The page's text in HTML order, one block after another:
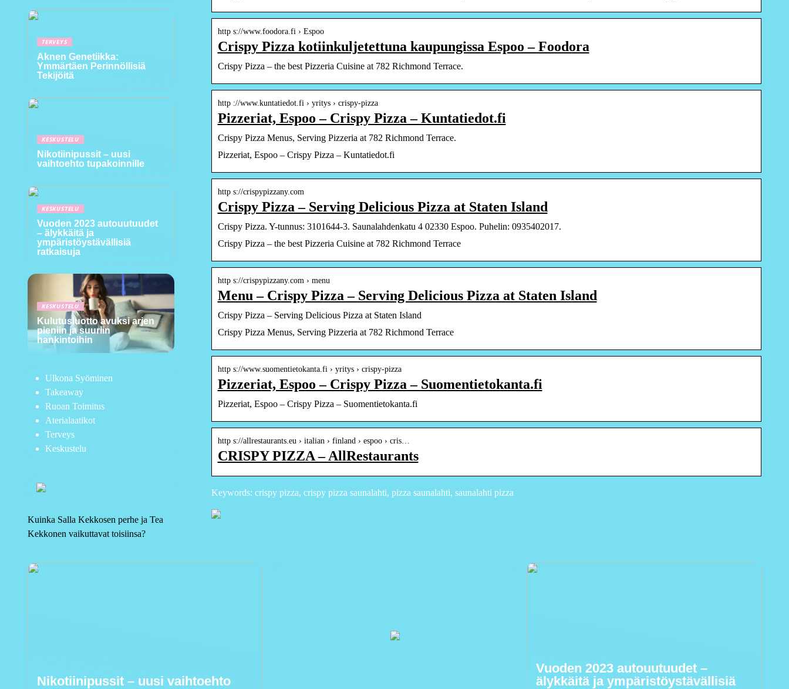
http s://www.foodora.fi › Espoo
Crispy Pizza kotiinkuljetettuna kaupungissa Espoo – Foodora
Crispy Pizza – the best Pizzeria Cuisine at 782 Richmond Terrace.
http ://www.kuntatiedot.fi › yritys › crispy-pizza
Pizzeriat, Espoo – Crispy Pizza – Kuntatiedot.fi
Crispy Pizza Menus, Serving Pizzeria at 782 Richmond Terrace.
Pizzeriat, Espoo – Crispy Pizza – Kuntatiedot.fi
http s://crispypizzany.com
Crispy Pizza – Serving Delicious Pizza at Staten Island
Crispy Pizza. Y-tunnus: 3101644-3. Saunalahdenkatu 4 02330 Espoo. Puhelin: 0935402017.
Crispy Pizza – the best Pizzeria Cuisine at 782 Richmond Terrace
http s://crispypizzany.com › menu
Menu – Crispy Pizza – Serving Delicious Pizza at Staten Island
Crispy Pizza – Serving Delicious Pizza at Staten Island
Crispy Pizza Menus, Serving Pizzeria at 782 Richmond Terrace
http s://www.suomentietokanta.fi › yritys › crispy-pizza
Pizzeriat, Espoo – Crispy Pizza – Suomentietokanta.fi
Pizzeriat, Espoo – Crispy Pizza – Suomentietokanta.fi
http s://allrestaurants.eu › italian › finland › espoo › cris…
CRISPY PIZZA – AllRestaurants
Keywords: crispy pizza, crispy pizza saunalahti, pizza saunalahti, saunalahti pizza
TERVEYS
Aknen Genetiikka:
Ymmärtäen Perinnöllisiä
Tekijöitä
KESKUSTELU
Nikotiinipussit – uusi
vaihtoehto tupakoinnille
KESKUSTELU
Vuoden 2023 autouutuudet
– älykkäitä ja
ympäristöystävällisiä
ratkaisuja
KESKUSTELU
Kulutusluotto avuksi arjen
pieniin ja suuriin
hankintoihin
Ulkona Syöminen
Takeaway
Ruoan Toimitus
Aterialaatikot
Terveys
Keskustelu
Kuinka Salla Kekkosen perhe ja Tea
Kekkonen vaikuttavat toisiinsa?
Nikotiinipussit – uusi vaihtoehto
Vuoden 2023 autouutuudet –
älykkäitä ja ympäristöystävällisiä